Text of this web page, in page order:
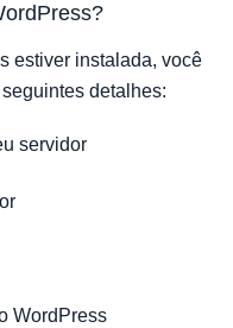
estiver instalada, você
detalhes:
servidor
WordPress